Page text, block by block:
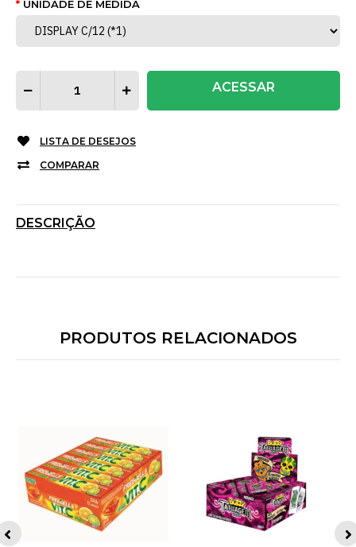
UNIDADE DE MEDIDA
ACESSAR
LISTA DE DESEJOS
COMPARAR
DESCRIÇÃO
PRODUTOS RELACIONADOS